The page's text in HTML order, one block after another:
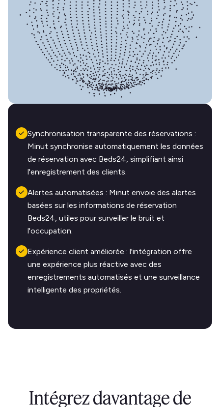
Synchronisation transparente des réservations :
Minut synchronise automatiquement les données
de réservation avec Beds24, simplifiant ainsi
l'enregistrement des clients.
Alertes automatisées : Minut envoie des alertes
basées sur les informations de réservation
Beds24, utiles pour surveiller le bruit et
l'occupation.
Expérience client améliorée : l'intégration offre
une expérience plus réactive avec des
enregistrements automatisés et une surveillance
intelligente des propriétés.
Intégrez davantage de